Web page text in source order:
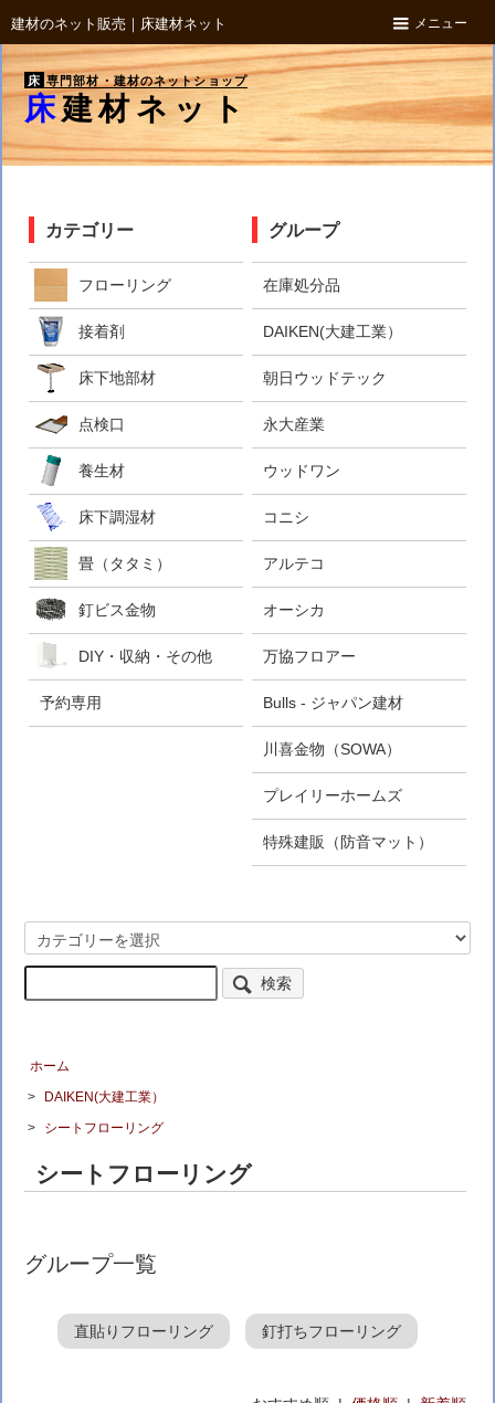
建材のネット販売｜床建材ネット メニュー
床 専門部材・建材のネットショップ
床建材ネット
カテゴリー
フローリング
接着剤
床下地部材
点検口
養生材
床下調湿材
畳（タタミ）
釘ビス金物
DIY・収納・その他
予約専用
グループ
在庫処分品
DAIKEN(大建工業）
朝日ウッドテック
永大産業
ウッドワン
コニシ
アルテコ
オーシカ
万協フロアー
Bulls - ジャパン建材
川喜金物（SOWA）
プレイリーホームズ
特殊建販（防音マット）
検索
ホーム
>
DAIKEN(大建工業）
>
シートフローリング
シートフローリング
グループ一覧
直貼りフローリング 釘打ちフローリング